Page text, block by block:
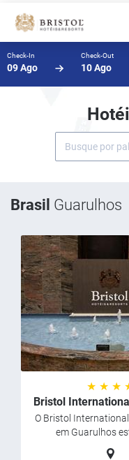
Check-In
09 Ago
Check-Out
10 Ago
Brasil Guarulhos
★ ★ ★
Bristol
O Bristol
em Guarulhos